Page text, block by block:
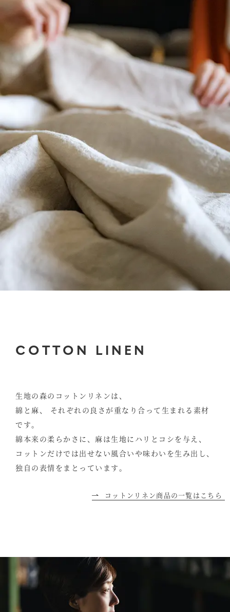
COTTON LINEN
生地の森のコットンリネンは、
綿と麻、
それぞれの良さが重なり合って生まれる素材
です。
綿本来の柔らかさに、麻は生地にハリとコシを与え、
コットンだけでは出せない風合いや味わいを生み出し、
独自の表情をまとっています。
コットンリネン商品の一覧はこちら